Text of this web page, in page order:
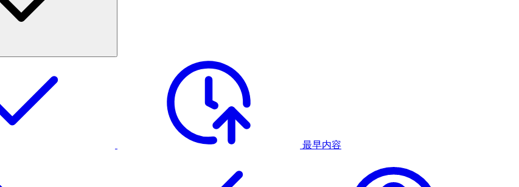
最早内容